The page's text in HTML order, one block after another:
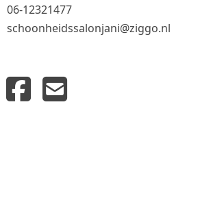
06-12321477
schoonheidssalonjani@ziggo.nl